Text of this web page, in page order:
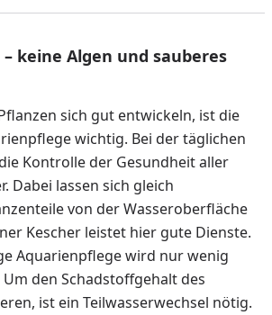
keine Algen und sauberes
sich gut entwickeln, ist die
wichtig. Bei der täglichen
Kontrolle der Gesundheit aller
Dabei lassen sich gleich
von der Wasseroberfläche
Kescher leistet hier gute Dienste.
Aquarienpflege wird nur wenig
den Schadstoffgehalt des
ist ein Teilwasserwechsel nötig.